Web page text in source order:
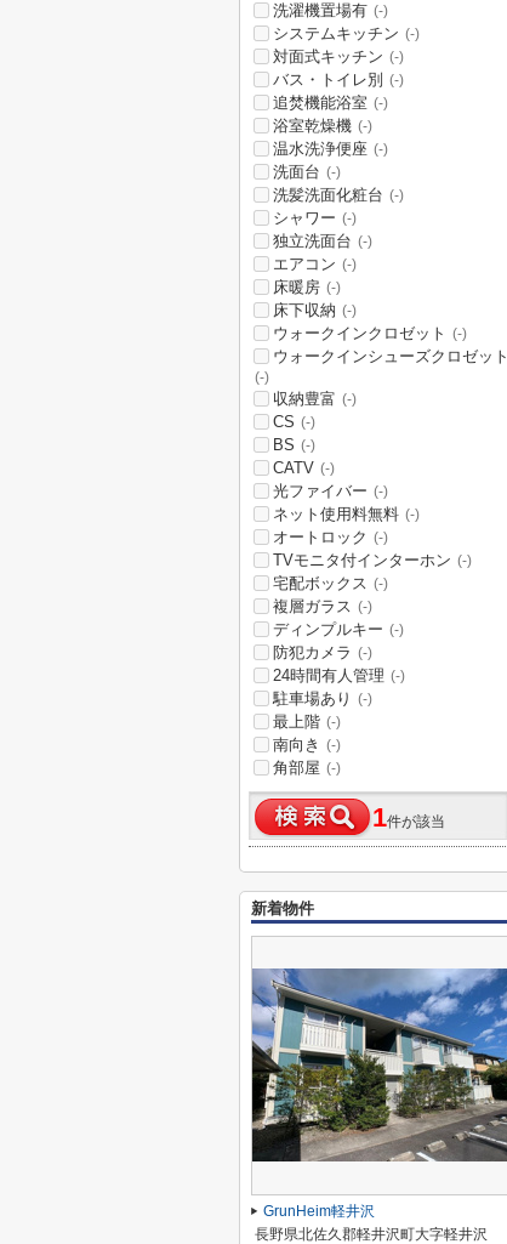
洗濯機置場有 (-)
システムキッチン (-)
対面式キッチン (-)
バス・トイレ別 (-)
追焚機能浴室 (-)
浴室乾燥機 (-)
温水洗浄便座 (-)
洗面台 (-)
洗髪洗面化粧台 (-)
シャワー (-)
独立洗面台 (-)
エアコン (-)
床暖房 (-)
床下収納 (-)
ウォークインクロゼット (-)
ウォークインシューズクロゼット
(-)
収納豊富 (-)
CS (-)
BS (-)
CATV (-)
光ファイバー (-)
ネット使用料無料 (-)
オートロック (-)
TVモニタ付インターホン (-)
宅配ボックス (-)
複層ガラス (-)
ディンプルキー (-)
防犯カメラ (-)
24時間有人管理 (-)
駐車場あり (-)
最上階 (-)
南向き (-)
角部屋 (-)
1件が該当
新着物件
GrunHeim軽井沢
長野県北佐久郡軽井沢町大字軽井沢